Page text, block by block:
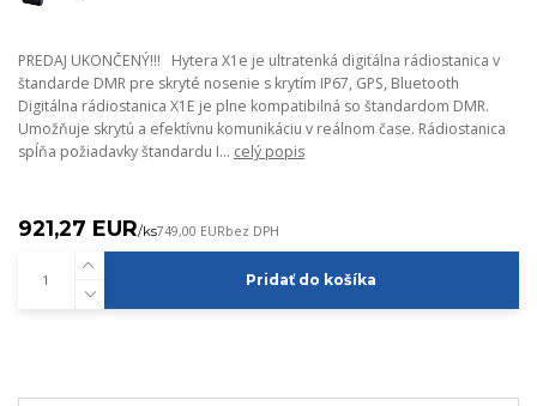
PREDAJ UKONČENÝ!!! Hytera X1e je ultratenká digitálna rádiostanica v
štandarde DMR pre skryté nosenie s krytím IP67, GPS, Bluetooth
Digitálna rádiostanica X1E je plne kompatibilná so štandardom DMR.
Umožňuje skrytú a efektívnu komunikáciu v reálnom čase. Rádiostanica
spĺňa požiadavky štandardu I... celý popis
921,27 EUR/ks749,00 EURbez DPH
Pridať do košíka